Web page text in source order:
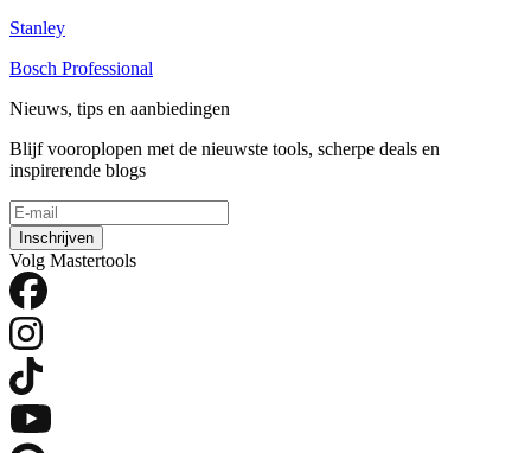
Stanley
Bosch Professional
Nieuws, tips en aanbiedingen
Blijf vooroplopen met de nieuwste tools, scherpe deals en
inspirerende blogs
Inschrijven
Volg Mastertools